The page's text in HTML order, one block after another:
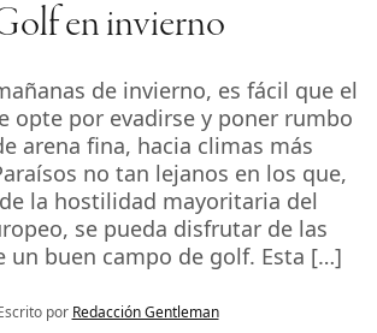
en invierno
de invierno, es fácil que el
opte por evadirse y poner rumbo
arena fina, hacia climas más
no tan lejanos en los que,
la hostilidad mayoritaria del
se pueda disfrutar de las
un buen campo de golf. Esta […]
por Redacción Gentleman